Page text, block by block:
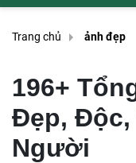
Trang chủ ảnh đẹp
196+
Đẹp, Độc,
Người